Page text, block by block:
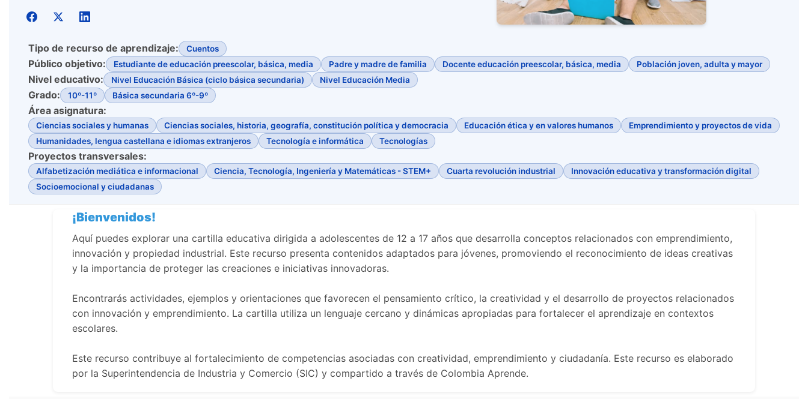
Tipo de recurso de aprendizaje: Cuentos
Público objetivo: Estudiante de educación preescolar, básica, media Padre y madre de familia Docente educación preescolar, básica, media Población joven, adulta y mayor
Nivel educativo: Nivel Educación Básica (ciclo básica secundaria) Nivel Educación Media
Grado: 10º-11º Básica secundaria 6º-9º
Área asignatura:
Ciencias sociales y humanas Ciencias sociales, historia, geografía, constitución política y democracia Educación ética y en valores humanos
Emprendimiento y proyectos de vida
Humanidades, lengua castellana e idiomas extranjeros
Tecnología e informática Tecnologías
Proyectos transversales:
Alfabetización mediática e informacional Ciencia, Tecnología, Ingeniería y Matemáticas - STEM+ Cuarta revolución industrial
Innovación educativa y transformación digital
Socioemocional y ciudadanas
¡Bienvenidos!
Aquí puedes explorar una cartilla educativa dirigida a adolescentes de 12 a 17 años que desarrolla conceptos relacionados con emprendimiento,
innovación y propiedad industrial. Este recurso presenta contenidos adaptados para jóvenes, promoviendo el reconocimiento de ideas creativas
y la importancia de proteger las creaciones e iniciativas innovadoras.
Encontrarás actividades, ejemplos y orientaciones que favorecen el pensamiento crítico, la creatividad y el desarrollo de proyectos relacionados
con innovación y emprendimiento. La cartilla utiliza un lenguaje cercano y dinámicas apropiadas para fortalecer el aprendizaje en contextos
escolares.
Este recurso contribuye al fortalecimiento de competencias asociadas con creatividad, emprendimiento y ciudadanía. Este recurso es elaborado
por la Superintendencia de Industria y Comercio (SIC) y compartido a través de Colombia Aprende.